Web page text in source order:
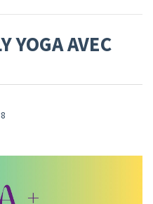
YOGA AVEC